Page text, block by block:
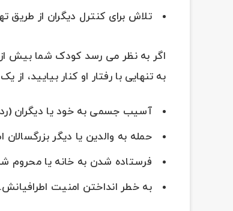
تلاش برای کنترل دیگران از طریق
اگر به نظر می رسد کودک شما بیش
به تنهایی با رفتار او کنار بیایید،
آسیب جسمی به خود یا دیگران
حمله به والدین یا دیگر بزرگسالان
فرستاده شدن به خانه یا محروم
به خطر انداختن امنیت اطرافیانش.